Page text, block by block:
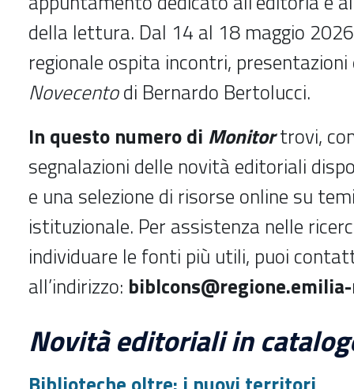
della lettura. Dal 14 al 18 maggio
regionale ospita incontri, presentazioni
Novecentodi Bernardo Bertolucci.
In questo numero di Monitortrovi,
segnalazioni delle novità editoriali
e una selezione di risorse online su
istituzionale. Per assistenza nelle
individuare le fonti più utili, puoi
all’indirizzo:
Novità editoriali in